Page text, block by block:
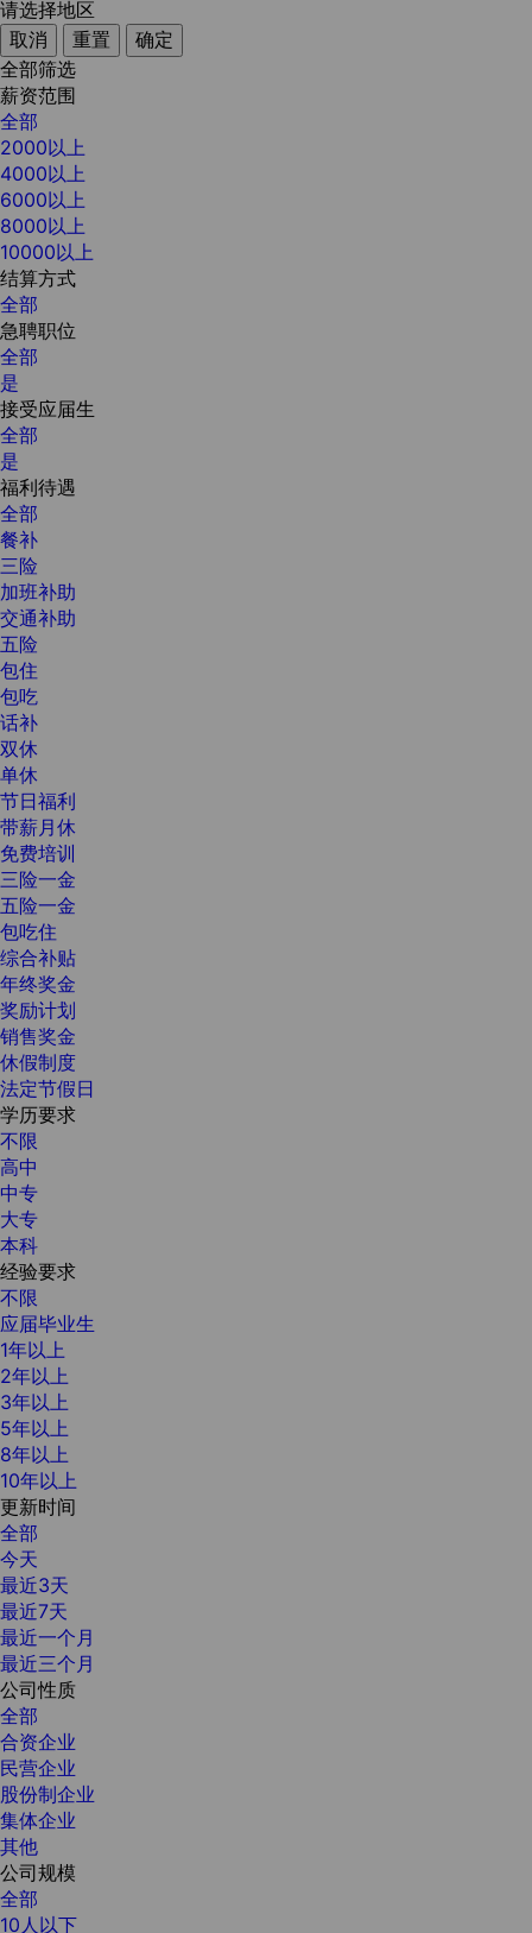
请选择地区
取消
重置
确定
全部筛选
薪资范围
全部
2000以上
4000以上
6000以上
8000以上
10000以上
结算方式
全部
急聘职位
全部
是
接受应届生
全部
是
福利待遇
全部
餐补
三险
加班补助
交通补助
五险
包住
包吃
话补
双休
单休
节日福利
带薪月休
免费培训
三险一金
五险一金
包吃住
综合补贴
年终奖金
奖励计划
销售奖金
休假制度
法定节假日
学历要求
不限
高中
中专
大专
本科
经验要求
不限
应届毕业生
1年以上
2年以上
3年以上
5年以上
8年以上
10年以上
更新时间
全部
今天
最近3天
最近7天
最近一个月
最近三个月
公司性质
全部
合资企业
民营企业
股份制企业
集体企业
其他
公司规模
全部
10人以下